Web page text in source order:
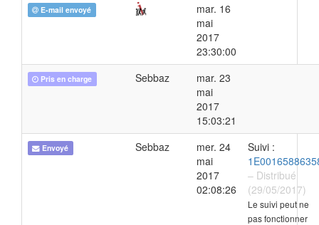
E-mail envoyé
mar. 16
mai
2017
23:30:00
Pris en charge Sebbaz
mar. 23
mai
2017
15:03:21
Envoyé Sebbaz
mer. 24
mai
2017
02:08:26
Suivi :
– Distribué
(29/05/2017)
Le suivi peut ne
pas fonctionner